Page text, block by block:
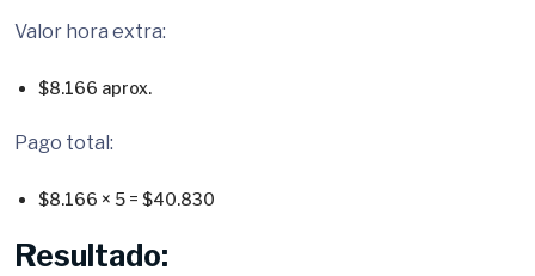
Valor hora extra:
$8.166 aprox.
Pago total:
$8.166 × 5 = $40.830
Resultado: